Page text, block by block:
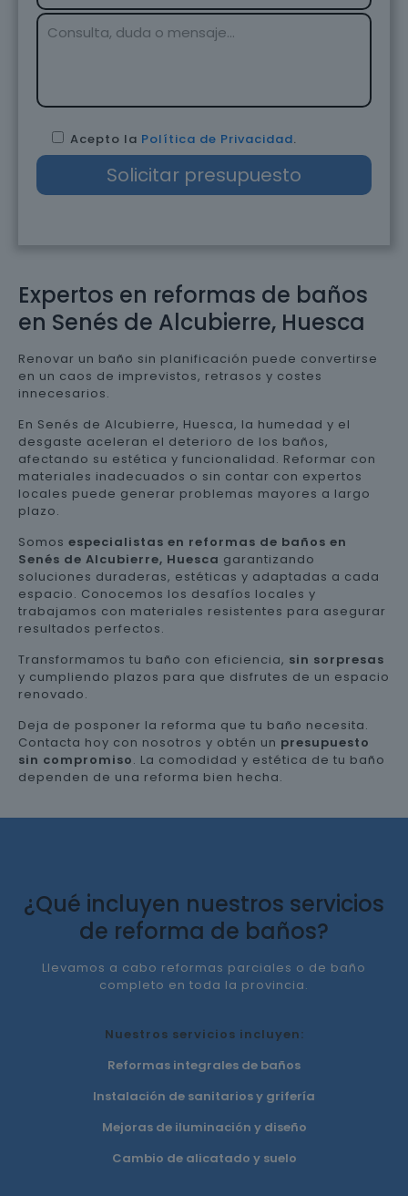
Expertos en reformas de baños
en Senés de Alcubierre, Huesca
Renovar un baño sin planificación puede convertirse
en un caos de imprevistos, retrasos y costes
innecesarios.
En Senés de Alcubierre, Huesca, la humedad y el
desgaste aceleran el deterioro de los baños,
afectando su estética y funcionalidad. Reformar con
materiales inadecuados o sin contar con expertos
locales puede generar problemas mayores a largo
plazo.
Somos especialistas en reformas de baños en
Senés de Alcubierre, Huesca garantizando
soluciones duraderas, estéticas y adaptadas a cada
espacio. Conocemos los desafíos locales y
trabajamos con materiales resistentes para asegurar
resultados perfectos.
Transformamos tu baño con eficiencia, sin sorpresas
y cumpliendo plazos para que disfrutes de un espacio
renovado.
Deja de posponer la reforma que tu baño necesita.
Contacta hoy con nosotros y obtén un presupuesto
sin compromiso. La comodidad y estética de tu baño
dependen de una reforma bien hecha.
Acepto la Política de Privacidad.
¿Qué incluyen nuestros servicios
de reforma de baños?
Llevamos a cabo reformas parciales o de baño
completo en toda la provincia.
Nuestros servicios incluyen:
Reformas integrales de baños
Instalación de sanitarios y grifería
Mejoras de iluminación y diseño
Cambio de alicatado y suelo